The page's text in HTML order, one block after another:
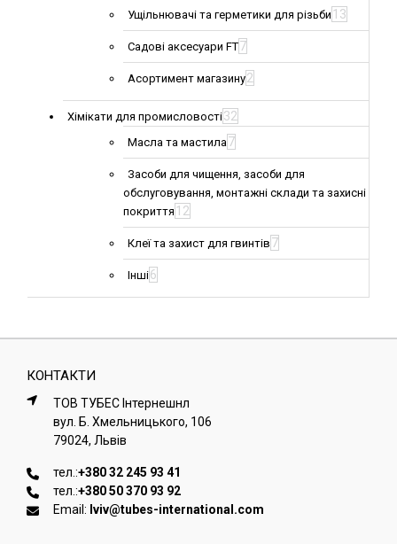
Ущільнювачі та герметики для різьби 13
Садові аксесуари FT7
Асортимент магазину2
Хімікати для промисловості32
Масла та мастила7
Засоби для чищення, засоби для
обслуговування, монтажні склади та захисні
покриття 12
Клеї та захист для гвинтів 7
Інші6
КОНТАКТИ
ТОВ ТУБЕС Iнтернешнл
вул. Б. Хмельницького, 106
79024, Львiв
тел.:+380 32 245 93 41
тел.:+380 50 370 93 92
Email: lviv@tubes-international.com